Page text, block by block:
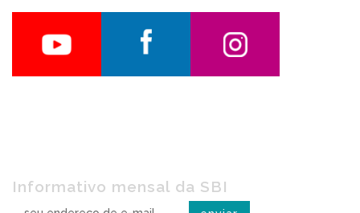
Informativo mensal da SBI